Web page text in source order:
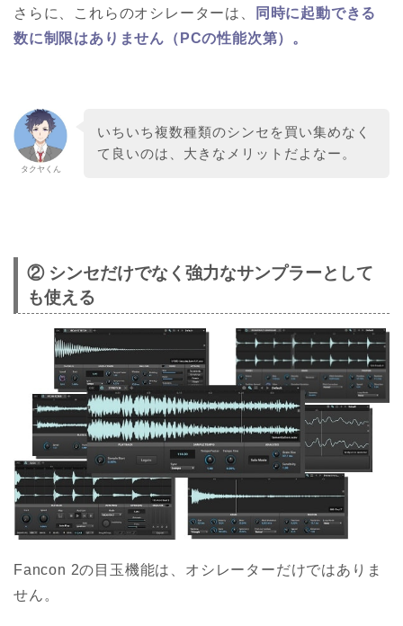
さらに、これらのオシレーターは、
同時に起動できる
数に制限はありません（PCの性能次第）。
タクヤくん
いちいち複数種類のシンセを買い集めなく
て良いのは、大きなメリットだよなー。
② シンセだけでなく強力なサンプラーとして
も使える
Fancon 2の目玉機能は、オシレーターだけではありま
せん。